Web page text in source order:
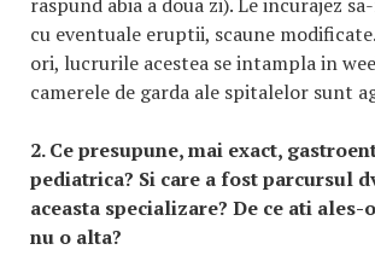
cu eventuale eruptii, scaune
ori, lucrurile acestea se intampla in
camerele de garda ale spitalelor sunt
2. Ce presupune, mai exact,
pediatrica? Si care a fost parcursul
aceasta specializare? De ce ati ales-
nu o alta?